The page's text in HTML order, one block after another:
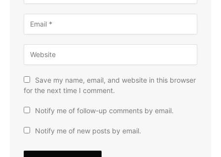
Save my name, email, and website in this browser
for the next time I comment.
Notify me of follow-up comments by email.
Notify me of new posts by email.